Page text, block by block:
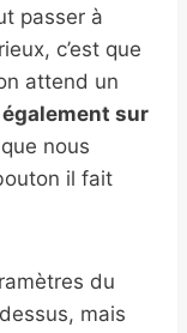
passer à
c’est que
attend un
également sur
nous
il fait
du
mais